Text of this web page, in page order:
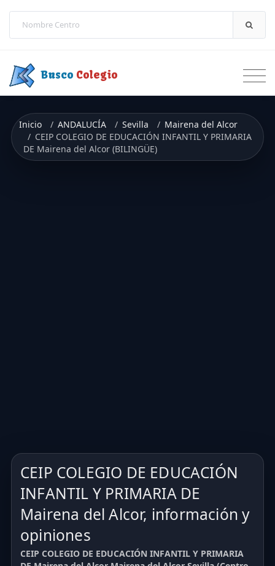
Busco Colegio
Inicio ANDALUCÍA Sevilla
Mairena del Alcor
CEIP COLEGIO DE EDUCACIÓN INFANTIL Y PRIMARIA
DE Mairena del Alcor (BILINGÜE)
CEIP COLEGIO DE EDUCACIÓN
INFANTIL Y PRIMARIA DE
Mairena del Alcor, información y
opiniones
CEIP COLEGIO DE EDUCACIÓN INFANTIL Y PRIMARIA